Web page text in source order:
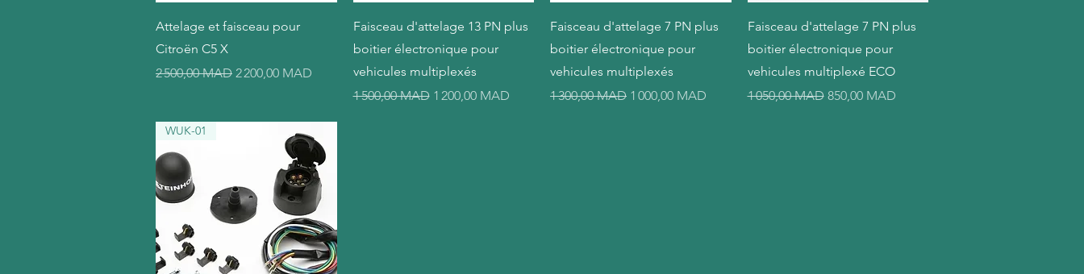
Aperçu rapide
Attelage et faisceau pour
Citroën C5 X
Prix original
2 500,00 MAD Prix promotionnel
2 200,00 MAD
Aperçu rapide
Faisceau d'attelage 13 PN plus
boitier électronique pour
vehicules multiplexés
Prix original
1 500,00 MAD Prix promotionnel
1 200,00 MAD
Aperçu rapide
Faisceau d'attelage 7 PN plus
boitier électronique pour
vehicules multiplexés
Prix original
1 300,00 MAD Prix promotionnel
1 000,00 MAD
Aperçu rapide
Faisceau d'attelage 7 PN plus
boitier électronique pour
vehicules multiplexé ECO
Prix original
1 050,00 MAD Prix promotionnel
850,00 MAD
WUK-01